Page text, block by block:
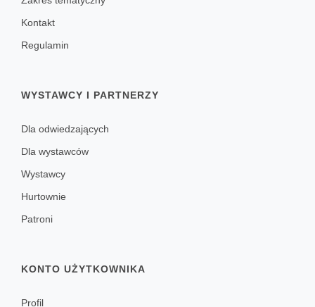
Kontakt
Regulamin
WYSTAWCY I PARTNERZY
Dla odwiedzających
Dla wystawców
Wystawcy
Hurtownie
Patroni
KONTO UŻYTKOWNIKA
Profil